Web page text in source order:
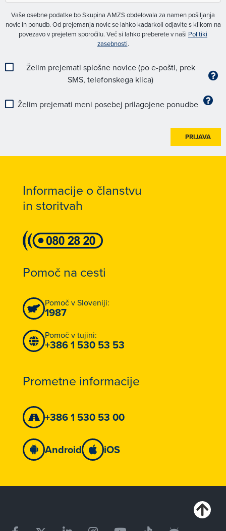
Vaše osebne podatke bo Skupina AMZS obdelovala za namen pošiljanja
novic in ponudb. Od prejemanja novic se lahko kadarkoli odjavite s klikom na
povezavo v prejetem sporočilu. Več si lahko preberete v naši Politiki
zasebnosti.
Želim prejemati splošne novice (po e-pošti, prek
SMS, telefonskega klica)
Želim prejemati meni posebej prilagojene ponudbe
PRIJAVA
Informacije o članstvu
in storitvah
Pomoč na cesti
Pomoč v Sloveniji:
1987
Pomoč v tujini:
+386 1 530 53 53
Prometne informacije
+386 1 530 53 00
Android iOS